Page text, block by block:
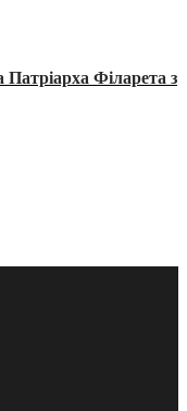
Філарета з